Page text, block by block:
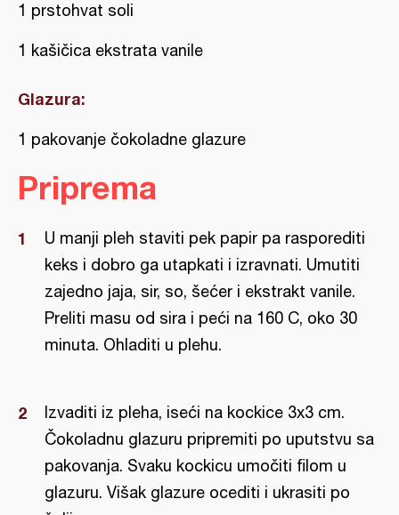
1 prstohvat soli
1 kašičica ekstrata vanile
Glazura:
1 pakovanje čokoladne glazure
Priprema
U manji pleh staviti pek papir pa rasporediti
keks i dobro ga utapkati i izravnati. Umutiti
zajedno jaja, sir, so, šećer i ekstrakt vanile.
Preliti masu od sira i peći na 160 C, oko 30
minuta. Ohladiti u plehu.
Izvaditi iz pleha, iseći na kockice 3x3 cm.
Čokoladnu glazuru pripremiti po uputstvu sa
pakovanja. Svaku kockicu umočiti filom u
glazuru. Višak glazure ocediti i ukrasiti po